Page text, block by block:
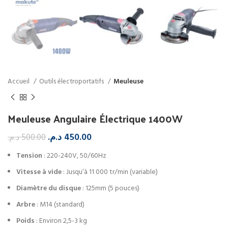
Accueil Outils électroportatifs Meuleuse
Meuleuse Angulaire Électrique 1400W
500.00د.م. 450.00 د.م.
Tension : 220-240V, 50/60Hz
Vitesse à vide: Jusqu’à 11 000 tr/min (variable)
Diamètre du disque: 125mm (5 pouces)
Arbre: M14 (standard)
Poids : Environ 2,5-3 kg